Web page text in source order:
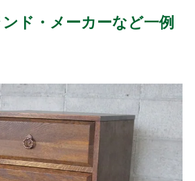
ド・メーカーなど一例